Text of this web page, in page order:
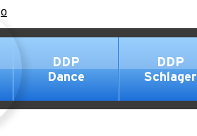
DDP
Dance
DDP
Schlager